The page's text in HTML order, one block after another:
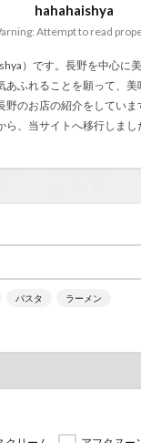
hahahaishya
Attempt to read
）です。長野を中心に
あふれることを願って、美
野のお店の紹介をしていま
ら、当サイトへ移行しまし
パスタ ラーメン